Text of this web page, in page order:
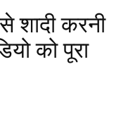
शादी करनी
को पूरा